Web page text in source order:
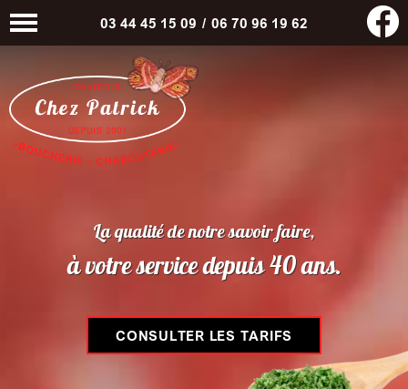
03 44 45 15 09 / 06 70 96 19 62
La qualité de notre savoir faire,
à votre service depuis 40 ans.
CONSULTER LES TARIFS